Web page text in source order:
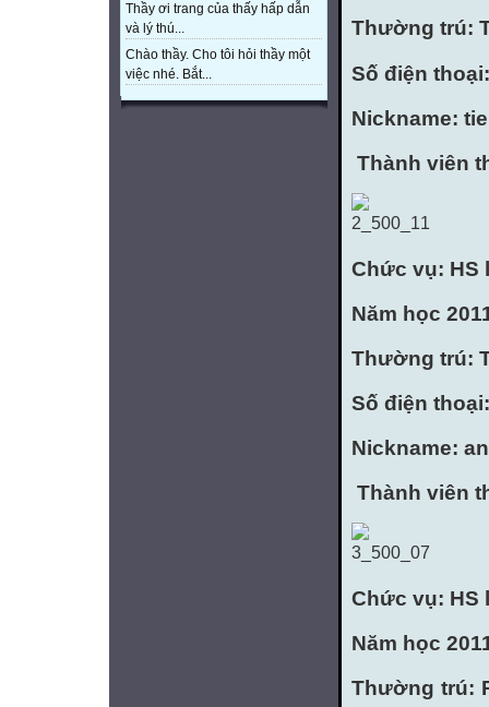
Thầy ơi trang của thấy hấp dẫn
và lý thú...
Chào thầy. Cho tôi hỏi thầy một
việc nhé. Bắt...
Thường trú:
Số điện
Nickname:
Thành viên
Chức vụ: HS
Năm học
Thường trú:
Số điện
Nickname:
Thành viên
Chức vụ: HS
Năm học
Thường trú: